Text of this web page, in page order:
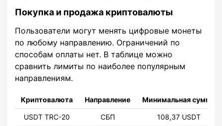
Покупка и продажа криптовалюты
Пользователи могут менять цифровые монеты
по любому направлению. Ограничений по
способам оплаты нет. В таблице можно
сравнить лимиты по наиболее популярным
направлениям.
Криптовалюта Направление Минимальная сумма
USDT TRC-20 СБП
108,37 USDT